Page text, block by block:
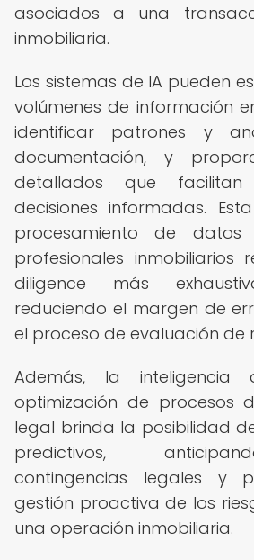
asociados a una
inmobiliaria.
Los sistemas de IA pueden
volúmenes de información
identificar patrones y
documentación, y
detallados que
decisiones informadas.
procesamiento de
profesionales inmobiliarios
diligence más
reduciendo el margen de
el proceso de evaluación de
Además, la
optimización de procesos
legal brinda la posibilidad
predictivos,
contingencias legales y
gestión proactiva de los
una operación inmobiliaria.